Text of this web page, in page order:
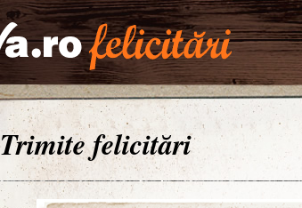
Trimite felicitări